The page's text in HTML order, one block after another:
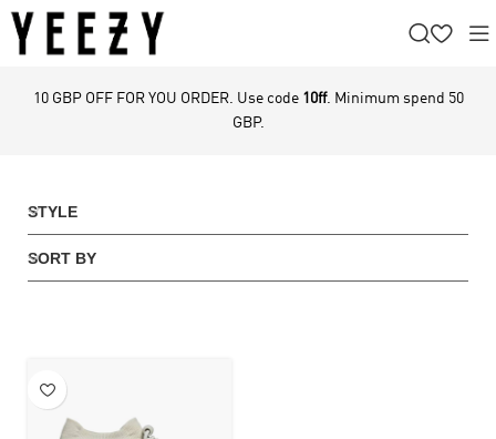
10 GBP OFF FOR YOU ORDER. Use code 10ff. Minimum spend 50
GBP.
STYLE
SORT BY